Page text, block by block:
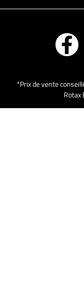
*Prix de vente
Rotax